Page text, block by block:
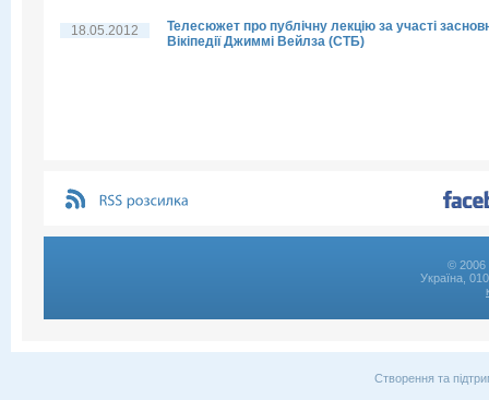
18.05.2012
Телесюжет про публічну лекцію за участі
Вікіпедії Джиммі Вейлза (СТБ)
© 2006
Україна,
Створення та